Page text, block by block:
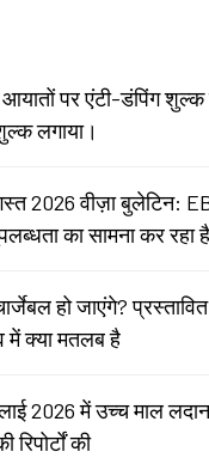
पर एंटी-डंपिंग शुल्क
लगाया।
2026 वीज़ा बुलेटिन:
का सामना कर रहा है
हो जाएंगे?
में क्या मतलब है
2026 में उच्च माल
रिपोर्टों की